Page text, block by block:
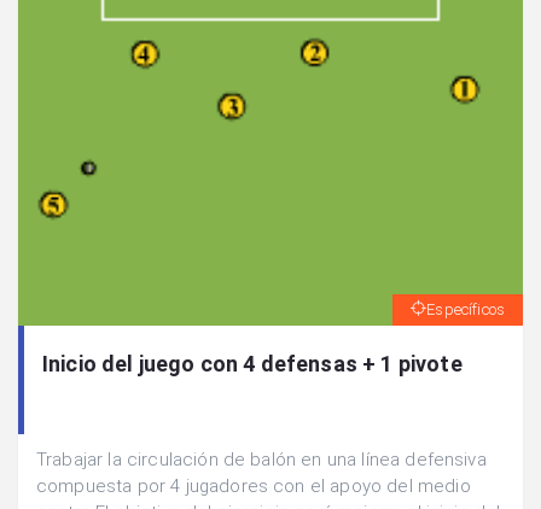
Específicos
Inicio del juego con 4 defensas + 1 pivote
Trabajar la circulación de balón en una línea defensiva
compuesta por 4 jugadores con el apoyo del medio